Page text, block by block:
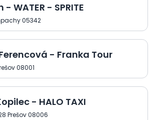
WATER - SPRITE
05342
- Franka Tour
08001
- HALO TAXI
Prešov 08006